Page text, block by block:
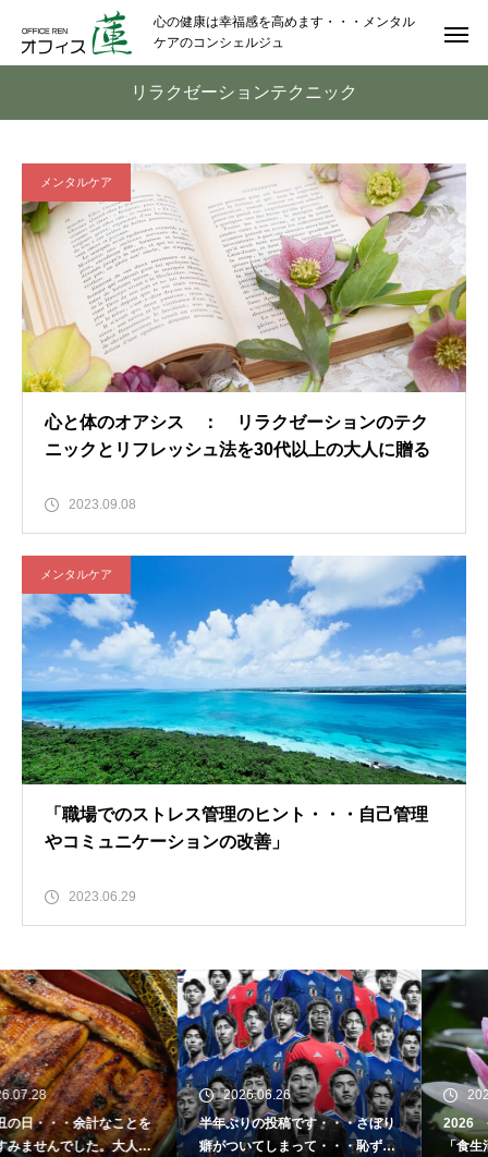
心の健康は幸福感を高めます・・・メンタル
ケアのコンシェルジュ
リラクゼーションテクニック
メンタルケア
心と体のオアシス ： リラクゼーションのテク
ニックとリフレッシュ法を30代以上の大人に贈る
2023.09.08
メンタルケア
「職場でのストレス管理のヒント・・・自己管理
やコミュニケーションの改善」
2023.06.29
2026.06.26
半年ぶりの投稿です・・・さぼり
癖がついてしまって・・・恥ずか
2026.02.16
2026 今年初めての投稿・・・
「食生活習慣の改善」が今年のテ